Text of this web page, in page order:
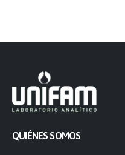
QUIÉNES SOMOS